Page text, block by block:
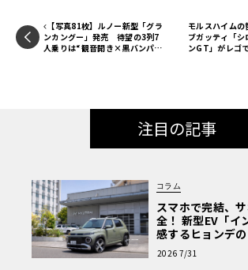
【写真81枚】ルノー新型「グラ
ンカングー」発売 待望の3列7
人乗りは“観音開き×黒バンパ
モルスハイムの
ブガッティ「シ
ンGT」がレゴ
注目の記事
コラム
スマホで完結、
全！ 新型EV「イ
感するヒョンデ
【第1回・ヒョン
Why? Hyundai?
2026 7/31